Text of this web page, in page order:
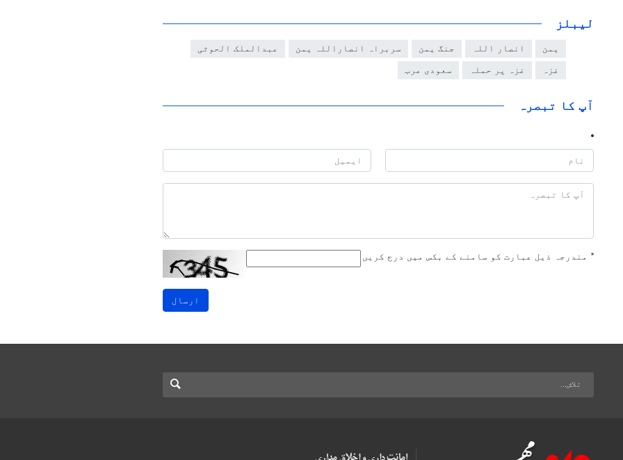
لیبلز
یمن انصار اللہ جنگ یمن سربراہ انصاراللہ یمن عبدالملک الحوثی
غزہ غزہ پر حملہ سعودی عرب
آپ کا تبصرہ
* مندرجہ ذیل عبارت کو سامنے کے بکس میں درج کریں
ارسال